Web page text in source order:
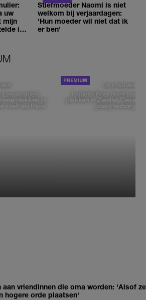
uw
mijn
ik
Stiefmoeder Naomi is niet
welkom bij verjaardagen:
'Hun moeder wil niet dat ik
er ben'
plekken in
voelt als thuis'
DE STAD VAN
Isabelle Boer deelt haar
plekken in Zwolle: 'Deze
graag verborgen'
vriendinnen die oma worden: 'Alsof ze
hogere orde plaatsen'